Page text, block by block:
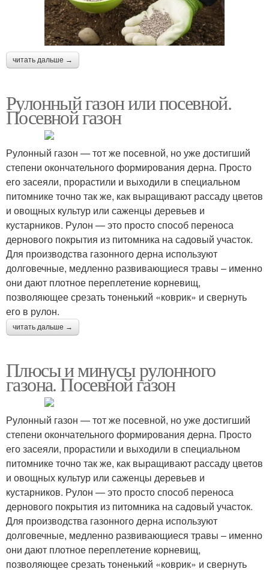
читать дальше →
Рулонный газон или посевной.
Посевной газон
Рулонный газон — тот же посевной, но уже достигший
степени окончательного формирования дерна. Просто
его засеяли, прорастили и выходили в специальном
питомнике точно так же, как выращивают рассаду цветов
и овощных культур или саженцы деревьев и
кустарников. Рулон — это просто способ переноса
дернового покрытия из питомника на садовый участок.
Для производства газонного дерна используют
долговечные, медленно развивающиеся травы – именно
они дают плотное переплетение корневищ,
позволяющее срезать тоненький «коврик» и свернуть
его в рулон.
читать дальше →
Плюсы и минусы рулонного
газона. Посевной газон
Рулонный газон — тот же посевной, но уже достигший
степени окончательного формирования дерна. Просто
его засеяли, прорастили и выходили в специальном
питомнике точно так же, как выращивают рассаду цветов
и овощных культур или саженцы деревьев и
кустарников. Рулон — это просто способ переноса
дернового покрытия из питомника на садовый участок.
Для производства газонного дерна используют
долговечные, медленно развивающиеся травы – именно
они дают плотное переплетение корневищ,
позволяющее срезать тоненький «коврик» и свернуть